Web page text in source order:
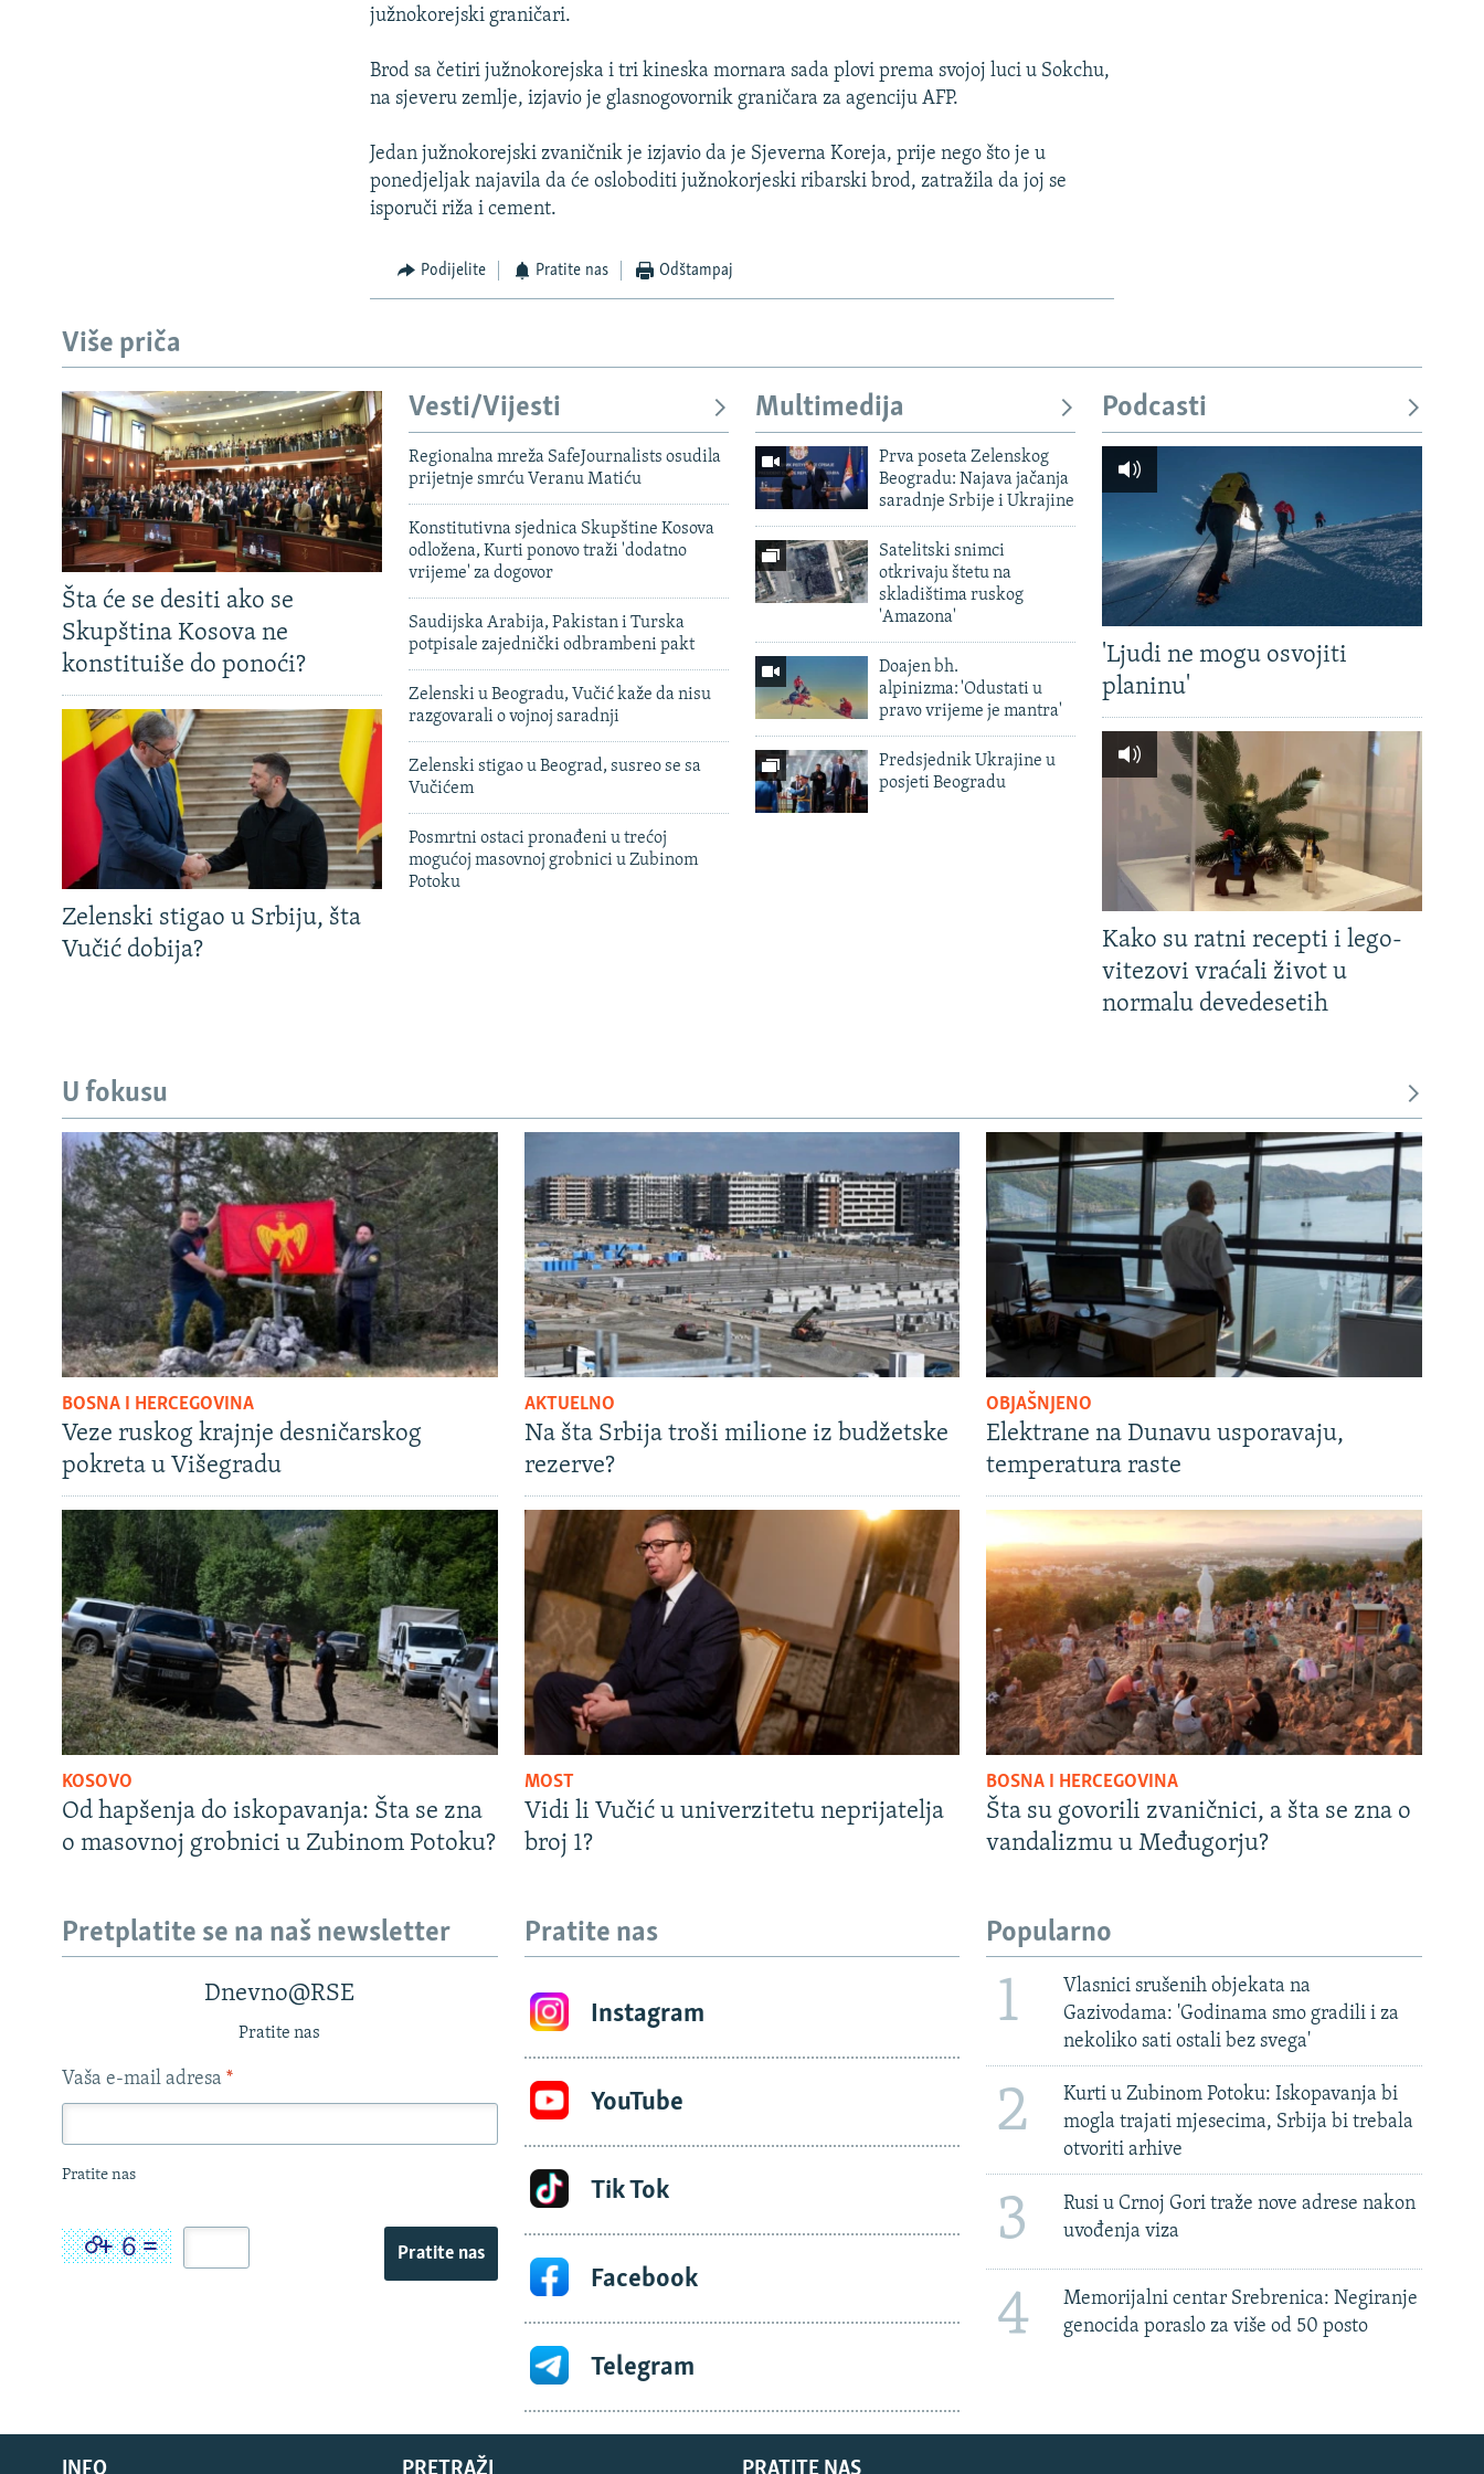
TRI DECENIJE OD RATA U BIH
SVE KARTE DEJTONA
NASTANAK I RASPAD JUGOSLAVIJE
južnokorejski graničari.
Brod sa četiri južnokorejska i tri kineska mornara sada plovi prema svojoj luci u Sokchu,
na sjeveru zemlje, izjavio je glasnogovornik graničara za agenciju AFP.
Jedan južnokorejski zvaničnik je izjavio da je Sjeverna Koreja, prije nego što je u
ponedjeljak najavila da će osloboditi južnokorjeski ribarski brod, zatražila da joj se
isporuči riža i cement.
Podijelite Pratite nas Odštampaj
Više priča
Šta će se desiti ako se
Skupština Kosova ne
konstituiše do ponoći?
Zelenski stigao u Srbiju, šta
Vučić dobija?
Vesti/Vijesti
Regionalna mreža SafeJournalists osudila
prijetnje smrću Veranu Matiću
Konstitutivna sjednica Skupštine Kosova
odložena, Kurti ponovo traži 'dodatno
vrijeme' za dogovor
Saudijska Arabija, Pakistan i Turska
potpisale zajednički odbrambeni pakt
Zelenski u Beogradu, Vučić kaže da nisu
razgovarali o vojnoj saradnji
Zelenski stigao u Beograd, susreo se sa
Vučićem
Posmrtni ostaci pronađeni u trećoj
mogućoj masovnoj grobnici u Zubinom
Potoku
Multimedija
Prva poseta Zelenskog
Beogradu: Najava jačanja
saradnje Srbije i Ukrajine
Satelitski snimci
otkrivaju štetu na
skladištima ruskog
'Amazona'
Doajen bh.
alpinizma: 'Odustati u
pravo vrijeme je mantra'
Predsjednik Ukrajine u
posjeti Beogradu
Podcasti
'Ljudi ne mogu osvojiti
planinu'
Kako su ratni recepti i lego-
vitezovi vraćali život u
normalu devedesetih
U fokusu
BOSNA I HERCEGOVINA
Veze ruskog krajnje desničarskog
pokreta u Višegradu
AKTUELNO
Na šta Srbija troši milione iz budžetske
rezerve?
OBJAŠNJENO
Elektrane na Dunavu usporavaju,
temperatura raste
KOSOVO
Od hapšenja do iskopavanja: Šta se zna
o masovnoj grobnici u Zubinom Potoku?
MOST
Vidi li Vučić u univerzitetu neprijatelja
broj 1?
BOSNA I HERCEGOVINA
Šta su govorili zvaničnici, a šta se zna o
vandalizmu u Međugorju?
Pretplatite se na naš newsletter
Dnevno@RSE
Pratite nas
Vaša e-mail adresa *
Pratite nas
Pratite nas
Pratite nas
Instagram
YouTube
Tik Tok
Facebook
Telegram
Popularno
1
Vlasnici srušenih objekata na
Gazivodama: 'Godinama smo gradili i za
nekoliko sati ostali bez svega'
2
Kurti u Zubinom Potoku: Iskopavanja bi
mogla trajati mjesecima, Srbija bi trebala
otvoriti arhive
3
Rusi u Crnoj Gori traže nove adrese nakon
uvođenja viza
4
Memorijalni centar Srebrenica: Negiranje
genocida poraslo za više od 50 posto